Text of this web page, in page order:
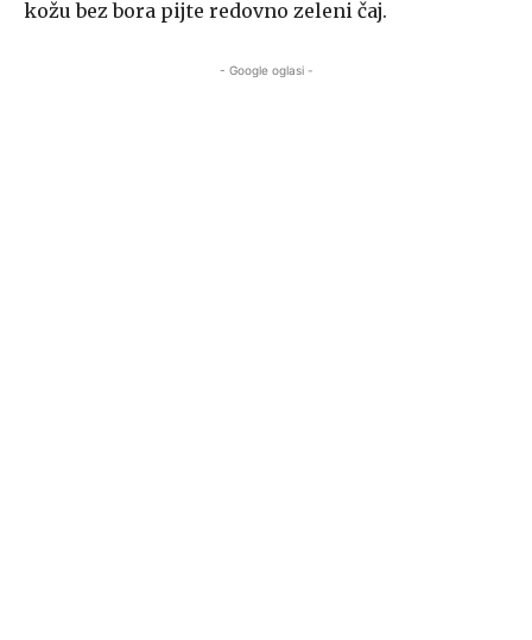
kožu bez bora pijte redovno zeleni čaj.
- Google oglasi -